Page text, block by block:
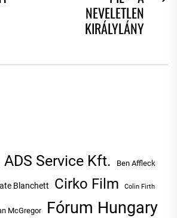
NEVELETLEN
KIRÁLYLÁNY
ADS Service Kft. Ben Affleck
Blanchett Cirko Film Colin Firth
McGregor Fórum Hungary